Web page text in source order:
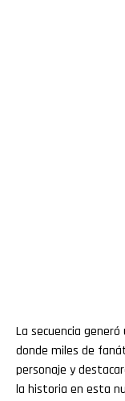
La secuencia
donde miles de
personaje y
la historia en esta